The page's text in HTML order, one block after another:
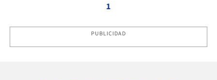
1
PUBLICIDAD